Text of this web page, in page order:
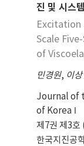
방법으로
인공지진
의하면 저
를 만족하
위보다 매
타났다.
진 및 시스
Excitation
Scale
of
민경원, 이
Journal of
of Korea
제7권 제3호
한국지진공